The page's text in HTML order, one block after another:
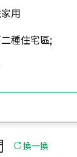
用
種住宅區;
換一換